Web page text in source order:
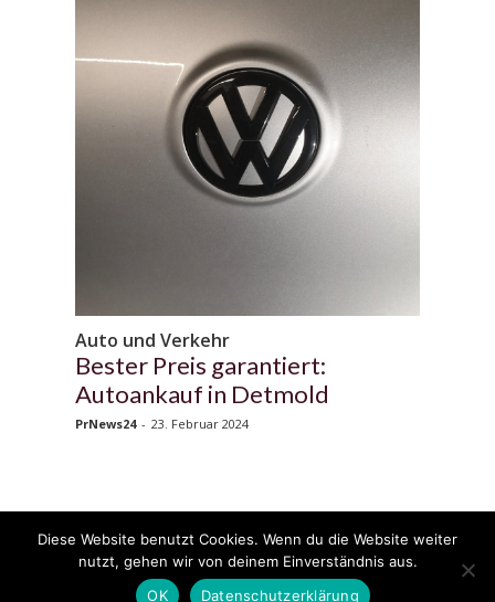
Auto und Verkehr
Bester Preis garantiert:
Autoankauf in Detmold
PrNews24 - 23. Februar 2024
© 2020 - 2025 Copyright - KFZzeitung.com
Datenschutzerklärung FAQ Kontakt Impressum
Diese Website benutzt Cookies. Wenn du die Website weiter
nutzt, gehen wir von deinem Einverständnis aus.
OK
Datenschutzerklärung